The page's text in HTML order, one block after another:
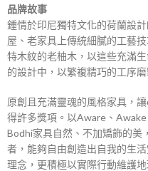
品牌故事
鍾情於印尼獨特文化的荷蘭設
屋、老家具上傳統細膩的工藝
特木紋的老柚木，以這些充滿
的設計中，以繁複精巧的工序
原創且充滿靈魂的風格家具，
得許多獎項。以Aware、
Bodhi家具自然、不加矯飾的美
者，能夠自由創造出自我的生
理念，更積極以實際行動維護地